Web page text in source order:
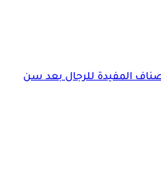
المفيدة للرجال بعد سن